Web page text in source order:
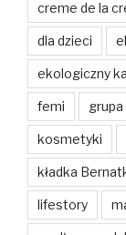
creme de la
dla dzieci
ekologiczny
femi grupa
kosmetyki
kładka
lifestory